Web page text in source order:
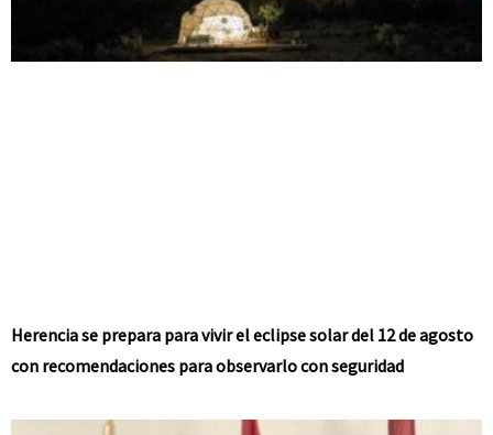
Herencia se prepara para vivir el eclipse solar del 12 de agosto
con recomendaciones para observarlo con seguridad